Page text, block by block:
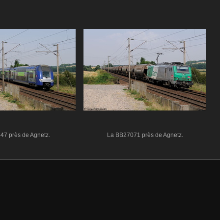
près de Agnetz. La BB27071 près de Agnetz.